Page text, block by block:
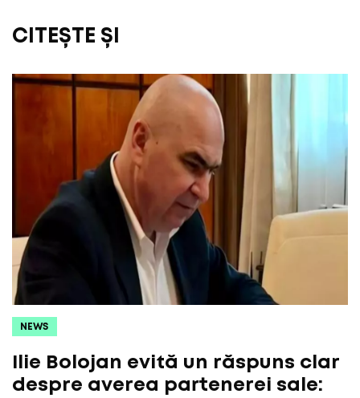
CITEȘTE ȘI
NEWS
Ilie Bolojan evită un răspuns clar
despre averea partenerei sale: